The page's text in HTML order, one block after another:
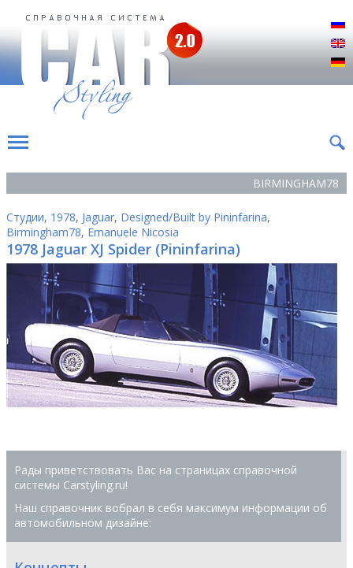
BIRMINGHAM78
Студии, 1978, Jaguar, Designed/Built by Pininfarina,
Birmingham78, Emanuele Nicosia
1978 Jaguar XJ Spider (Pininfarina)
Рады приветствовать Вас на страницах справочной
системы Сarstyling.ru!
Наш справочник вобрал в себя максимум информации об
автомобильном дизайне: